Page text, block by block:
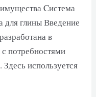
Cистема
глины Введение
в
потребностями
Здесь используется